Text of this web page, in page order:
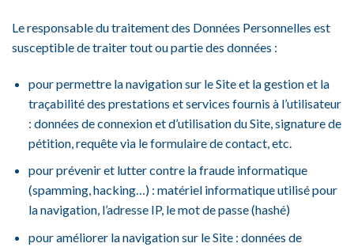
Le responsable du traitement des Données Personnelles est
susceptible de traiter tout ou partie des données :
pour permettre la navigation sur le Site et la gestion et la
traçabilité des prestations et services fournis à l’utilisateur
: données de connexion et d’utilisation du Site, signature de
pétition, requête via le formulaire de contact, etc.
pour prévenir et lutter contre la fraude informatique
(spamming, hacking…) : matériel informatique utilisé pour
la navigation, l’adresse IP, le mot de passe (hashé)
pour améliorer la navigation sur le Site : données de